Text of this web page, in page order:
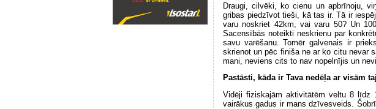
Draugi, cilvēki, ko cienu un apbrīnoju,
gribas piedzīvot tieši, kā tas ir. Tā ir
varu noskriet 42km, vai varu 50? Un
Sacensībās noteikti neskrienu par
savu varēšanu. Tomēr galvenais ir
skrienot un pēc finiša ne ar ko citu nevar
mani, neviens cits to nav nopelnījis un
Pastāsti, kāda ir Tava nedēļa ar visām
Vidēji fiziskajām aktivitātēm veltu 8 līdz
vairākus gadus ir mans dzīvesveids.